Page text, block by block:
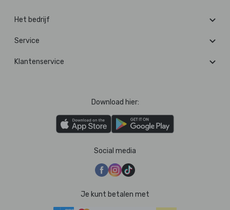
Het bedrijf
Service
Klantenservice
Download hier:
Social media
Je kunt betalen met